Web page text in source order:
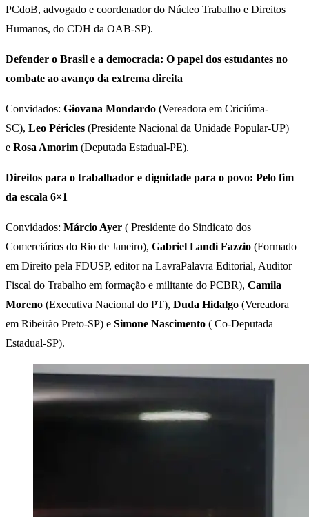
PCdoB, advogado e coordenador do Núcleo Trabalho e Direitos
Humanos, do CDH da OAB-SP).
Defender o Brasil e a democracia: O papel dos estudantes no
combate ao avanço da extrema direita
Convidados: Giovana Mondardo (Vereadora em Criciúma-
SC), Leo Péricles (Presidente Nacional da Unidade Popular-UP)
e Rosa Amorim (Deputada Estadual-PE).
Direitos para o trabalhador e dignidade para o povo: Pelo fim
da escala 6×1
Convidados: Márcio Ayer ( Presidente do Sindicato dos
Comerciários do Rio de Janeiro), Gabriel Landi Fazzio (Formado
em Direito pela FDUSP, editor na LavraPalavra Editorial, Auditor
Fiscal do Trabalho em formação e militante do PCBR), Camila
Moreno (Executiva Nacional do PT), Duda Hidalgo (Vereadora
em Ribeirão Preto-SP) e Simone Nascimento ( Co-Deputada
Estadual-SP).